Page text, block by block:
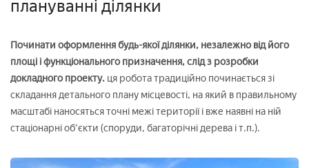
плануванні ділянки
Починати оформлення будь-якої ділянки, незалежно від його
площі і функціонального призначення, слід з розробки
докладного проекту. ця робота традиційно починається зі
складання детального плану місцевості, на який в правильному
масштабі наносяться точні межі території і вже наявні на ній
стаціонарні об'єкти (споруди, багаторічні дерева і т.п.).